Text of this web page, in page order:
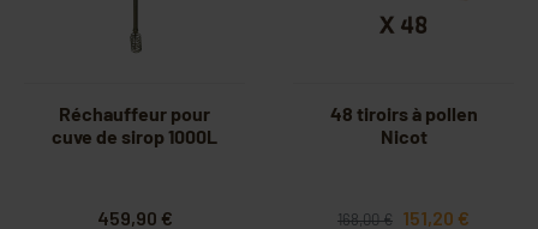
Réchauffeur pour
cuve de sirop 1000L
459,90 €
48 tiroirs à pollen
Nicot
168,00 € 151,20 €